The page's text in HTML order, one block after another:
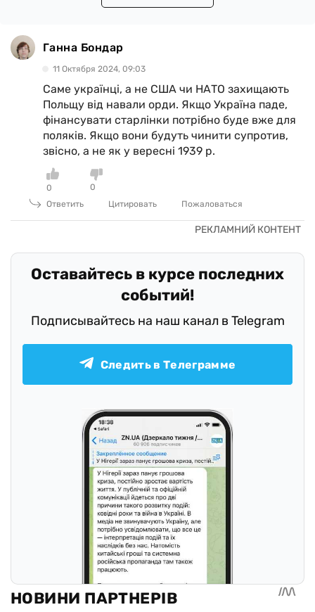
Ганна Бондар
11 Октября 2024, 09:03
Саме українці, а не США чи НАТО захищають
Польщу від навали орди. Якщо Україна паде,
фінансувати старлінки потрібно буде вже для
поляків. Якщо вони будуть чинити супротив,
звісно, а не як у вересні 1939 р.
0
0
Ответить
Цитировать Пожаловаться
Оставайтесь в курсе последних
событий!
Подписывайтесь на наш канал в Telegram
Следить в Телеграмме